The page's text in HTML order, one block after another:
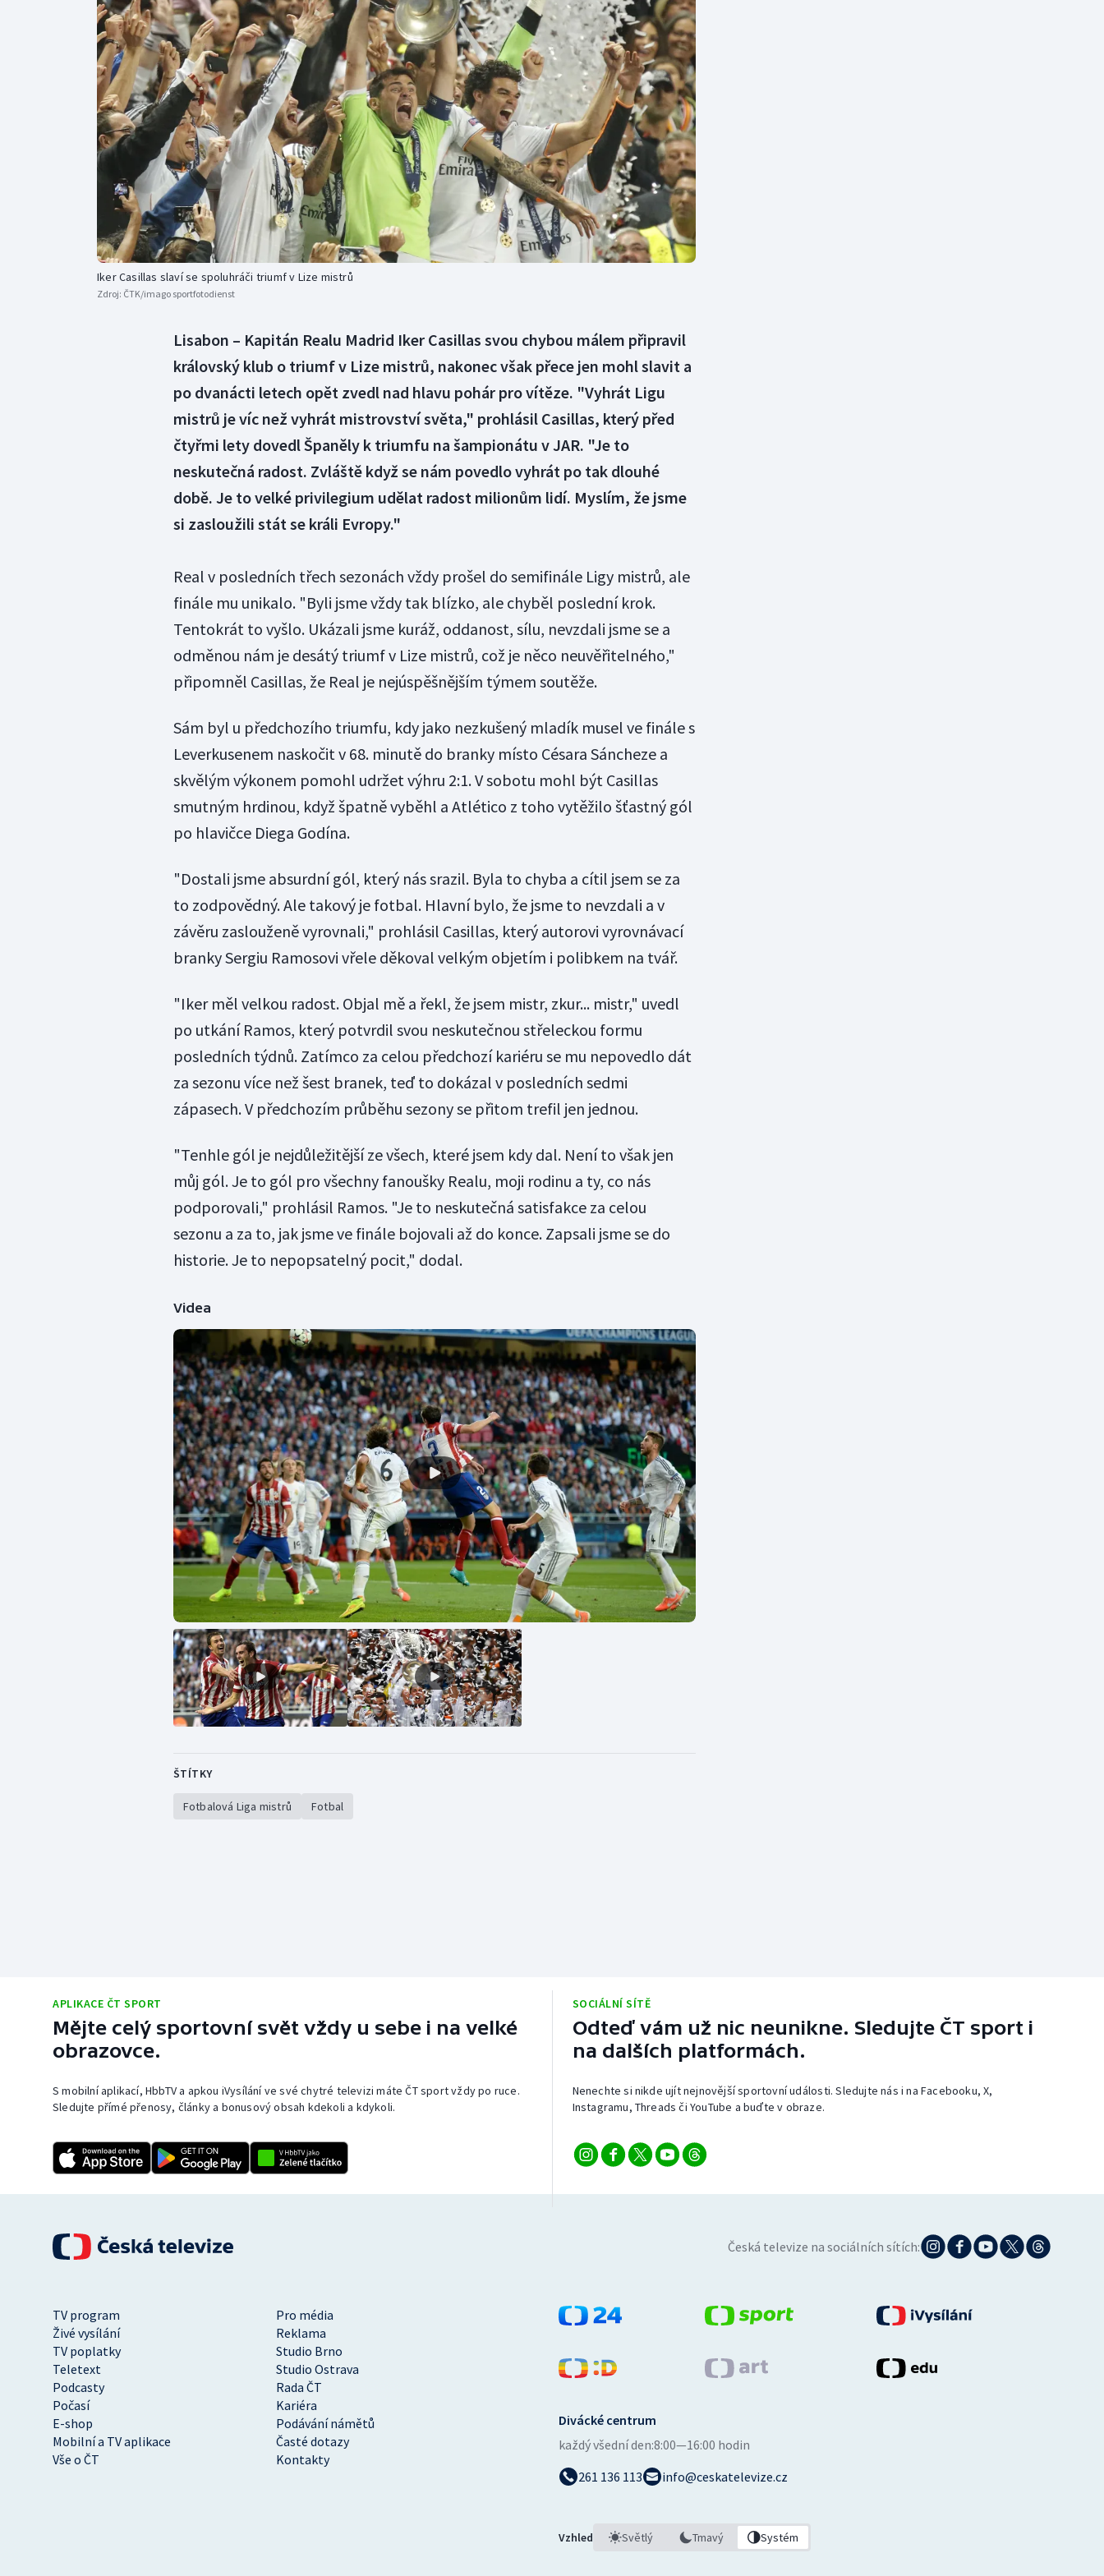
Curling
Dostihy
Florbal
Futsal
Golf
Gymnastika
Moderní pětiboj
Motorsport
Olympijské hry
Parasport
Plavání
Plážový volejbal
Triatlon
Veslování
Vodní slalom
Volejbal
Ostatní
Iker Casillas slaví se spoluhráči triumf v Lize mistrů
Zdroj: ČTK/imago sportfotodienst
Lisabon – Kapitán Realu Madrid Iker Casillas svou chybou málem připravil
královský klub o triumf v Lize mistrů, nakonec však přece jen mohl slavit a
po dvanácti letech opět zvedl nad hlavu pohár pro vítěze. "Vyhrát Ligu
mistrů je víc než vyhrát mistrovství světa," prohlásil Casillas, který před
čtyřmi lety dovedl Španěly k triumfu na šampionátu v JAR. "Je to
neskutečná radost. Zvláště když se nám povedlo vyhrát po tak dlouhé
době. Je to velké privilegium udělat radost milionům lidí. Myslím, že jsme
si zasloužili stát se králi Evropy."
Real v posledních třech sezonách vždy prošel do semifinále Ligy mistrů, ale
finále mu unikalo. "Byli jsme vždy tak blízko, ale chyběl poslední krok.
Tentokrát to vyšlo. Ukázali jsme kuráž, oddanost, sílu, nevzdali jsme se a
odměnou nám je desátý triumf v Lize mistrů, což je něco neuvěřitelného,"
připomněl Casillas, že Real je nejúspěšnějším týmem soutěže.
Sám byl u předchozího triumfu, kdy jako nezkušený mladík musel ve finále s
Leverkusenem naskočit v 68. minutě do branky místo Césara Sáncheze a
skvělým výkonem pomohl udržet výhru 2:1. V sobotu mohl být Casillas
smutným hrdinou, když špatně vyběhl a Atlético z toho vytěžilo šťastný gól
po hlavičce Diega Godína.
"Dostali jsme absurdní gól, který nás srazil. Byla to chyba a cítil jsem se za
to zodpovědný. Ale takový je fotbal. Hlavní bylo, že jsme to nevzdali a v
závěru zaslouženě vyrovnali," prohlásil Casillas, který autorovi vyrovnávací
branky Sergiu Ramosovi vřele děkoval velkým objetím i polibkem na tvář.
"Iker měl velkou radost. Objal mě a řekl, že jsem mistr, zkur... mistr," uvedl
po utkání Ramos, který potvrdil svou neskutečnou střeleckou formu
posledních týdnů. Zatímco za celou předchozí kariéru se mu nepovedlo dát
za sezonu více než šest branek, teď to dokázal v posledních sedmi
zápasech. V předchozím průběhu sezony se přitom trefil jen jednou.
"Tenhle gól je nejdůležitější ze všech, které jsem kdy dal. Není to však jen
můj gól. Je to gól pro všechny fanoušky Realu, moji rodinu a ty, co nás
podporovali," prohlásil Ramos. "Je to neskutečná satisfakce za celou
sezonu a za to, jak jsme ve finále bojovali až do konce. Zapsali jsme se do
historie. Je to nepopsatelný pocit," dodal.
Videa
ŠTÍTKY
Fotbalová Liga mistrů Fotbal
APLIKACE ČT SPORT
Mějte celý sportovní svět vždy u sebe i na velké
obrazovce.
S mobilní aplikací, HbbTV a apkou iVysílání ve své chytré televizi máte ČT sport vždy po ruce.
Sledujte přímé přenosy, články a bonusový obsah kdekoli a kdykoli.
SOCIÁLNÍ SÍTĚ
Odteď vám už nic neunikne. Sledujte ČT sport i
na dalších platformách.
Nenechte si nikde ujít nejnovější sportovní události. Sledujte nás i na Facebooku, X,
Instagramu, Threads či YouTube a buďte v obraze.
Česká televize na sociálních sítích:
TV program
Pro média
Živé vysílání
Reklama
TV poplatky
Studio Brno
Teletext
Studio Ostrava
Podcasty
Rada ČT
Počasí
Kariéra
E-shop
Podávání námětů
Mobilní a TV aplikace
Časté dotazy
Vše o ČT
Kontakty
Divácké centrum
každý všední den:8:00—16:00 hodin
261 136 113
info@ceskatelevize.cz
Vzhled Světlý Tmavý Systém